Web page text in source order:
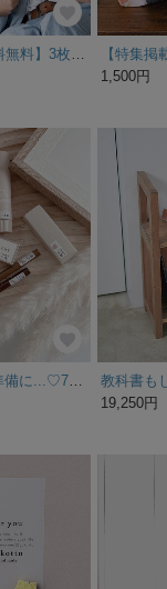
1,500円
19,250円